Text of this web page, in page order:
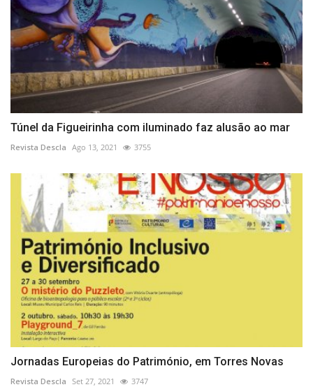
Túnel da Figueirinha com iluminado faz alusão ao mar
Revista Descla Ago 13, 2021 3755
Jornadas Europeias do Património, em Torres Novas
Revista Descla Set 27, 2021 3747